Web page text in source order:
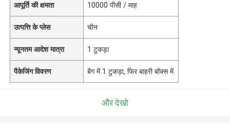
आपूर्ति की क्षमता 10000 पीसी / माह
उत्पत्ति के प्लेस चीन
न्यूनतम आदेश मात्रा 1 टुकड़ा
पैकेजिंग विवरण बैग में 1 टुकड़ा, फिर बाहरी बॉक्स में
और देखो